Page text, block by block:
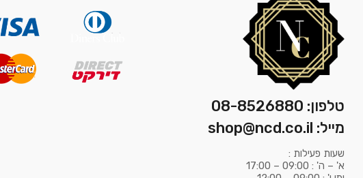
טלפון: 08-8526880
מייל: shop@ncd.co.il
שעות פעילות :
א' – ה' : 09:00 – 17:00